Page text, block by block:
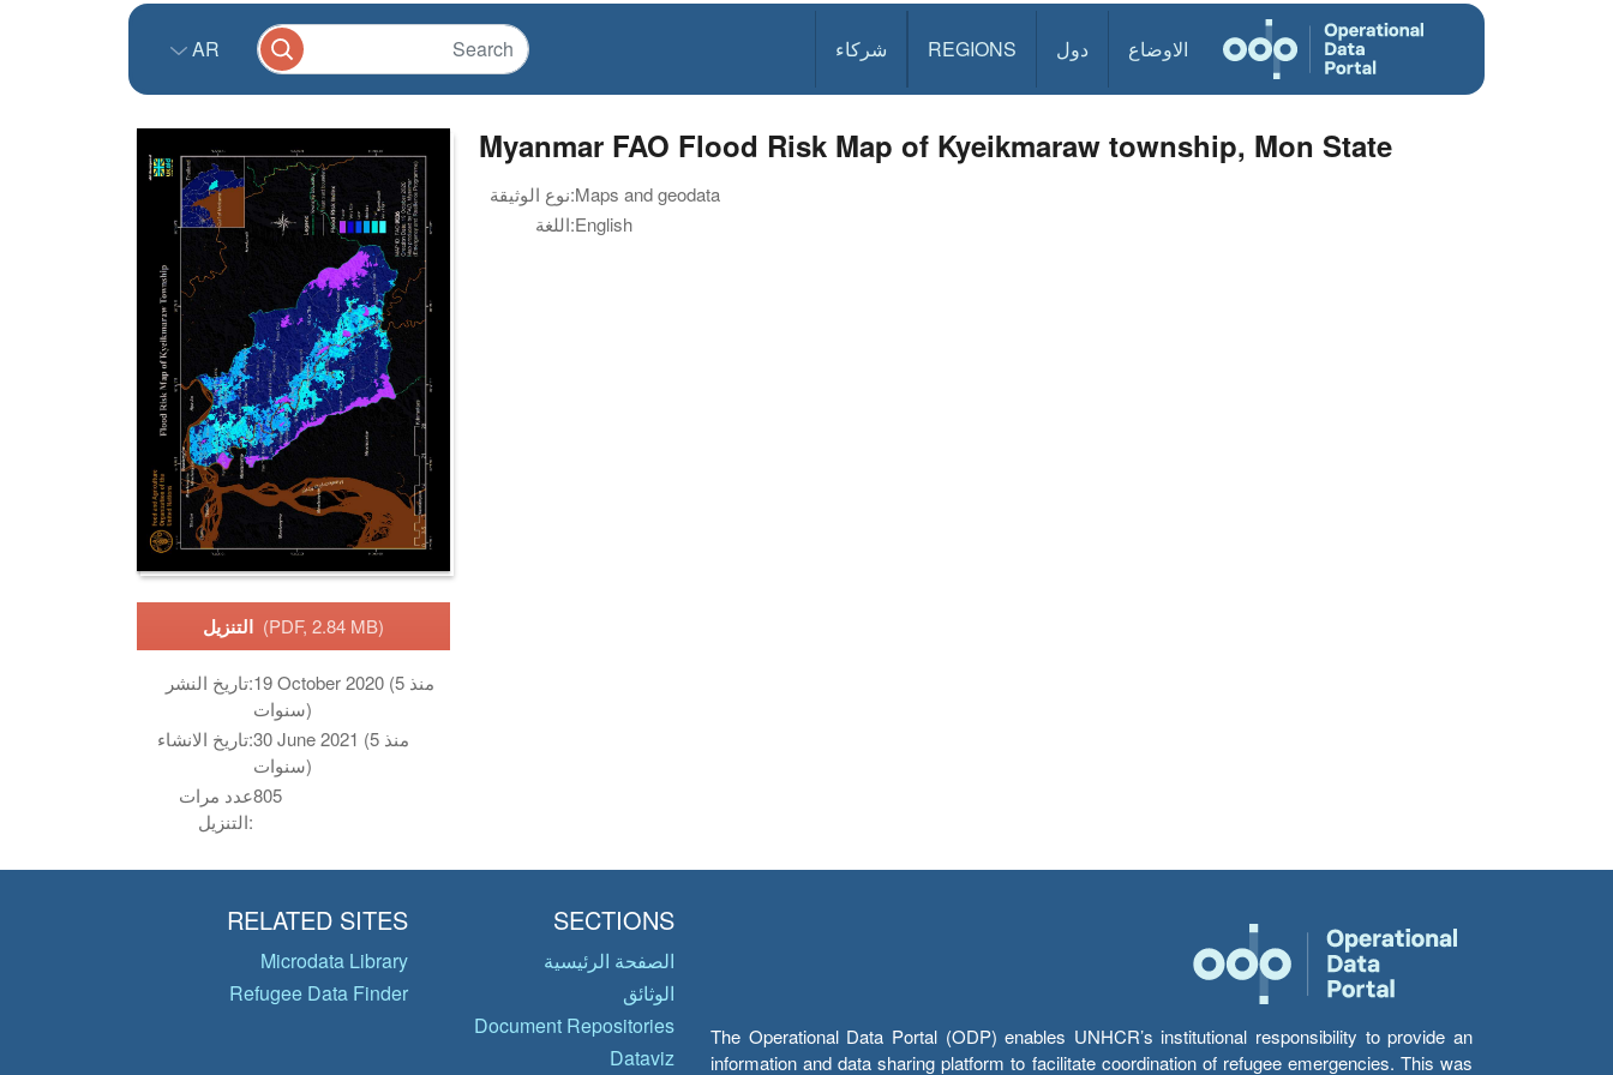
الاوضاع دول REGIONS شركاء AR
(PDF, 2.84 MB)
تاريخ النشر:19 October 2020 (منذ 5
سنوات)
تاريخ الانشاء:30 June 2021 (منذ 5
سنوات)
عدد مرات
التنزيل:
805
Myanmar FAO Flood Risk Map of Kyeikmaraw township, Mon State
نوع الوثيقة:Maps and geodata
اللغة:English
The Operational Data Portal (ODP) enables UNHCR’s institutional responsibility to provide an
information and data sharing platform to facilitate coordination of refugee emergencies. This was
SECTIONS
الصفحة الرئيسية
الوثائق
Document Repositories
Dataviz
RELATED SITES
Microdata Library
Refugee Data Finder